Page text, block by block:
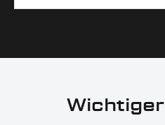
korrekt an deinem Motorrad
Ja, du kannst die Teile
Rücksendung findest du in